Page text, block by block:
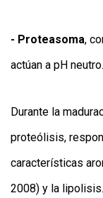
- Proteasoma,
actúan a pH neutro.
Durante la
proteólisis,
características
2008) y la